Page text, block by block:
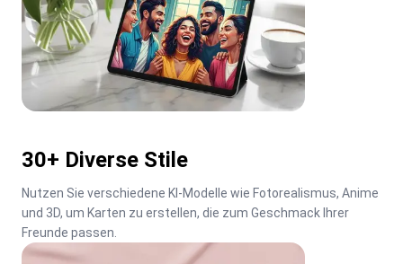
30+ Diverse Stile
Nutzen Sie verschiedene KI-Modelle wie Fotorealismus, Anime
und 3D, um Karten zu erstellen, die zum Geschmack Ihrer
Freunde passen.